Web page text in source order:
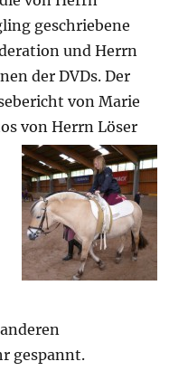
geschriebene
und Herrn
der DVDs. Der
von Marie
s von Herrn Löser
gespannt.